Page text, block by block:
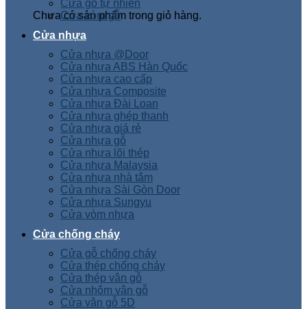
Chưa có sản phẩm trong giỏ hàng.
Cửa gỗ tự nhiên
Cửa vòm gỗ
Cửa nhựa
Cửa nhựa @Door
Cửa nhựa ABS Hàn Quốc
Cửa nhựa cao cấp
Cửa nhựa Composite
Cửa nhựa Đài Loan
Cửa nhựa ghép thanh
Cửa nhựa giá rẻ
Cửa nhựa gỗ
Cửa nhựa lõi thép
Cửa nhựa Malaysia
Cửa nhựa nhà tắm
Cửa nhựa Sài Gòn Door
Cửa nhựa Sungyu
Cửa vòm nhựa
Cửa chống cháy
Cửa gỗ chống cháy
Cửa thép chống cháy
Cửa thép vân gỗ
Cửa nhôm vân gỗ
Cửa vân gỗ 5D